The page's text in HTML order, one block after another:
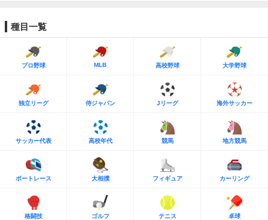
種目一覧
プロ野球 MLB 高校野球 大学野球
独立リーグ 侍ジャパン Jリーグ 海外サッカー
サッカー代表 高校年代 競馬 地方競馬
ボートレース 大相撲 フィギュア カーリング
格闘技 ゴルフ テニス 卓球